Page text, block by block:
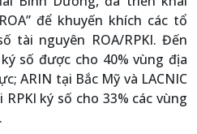
để khuyến khích các tổ
tài nguyên ROA/RPKI. Đến
số được cho 40% vùng địa
ARIN tại Bắc Mỹ và LACNIC
ký số cho 33% các vùng